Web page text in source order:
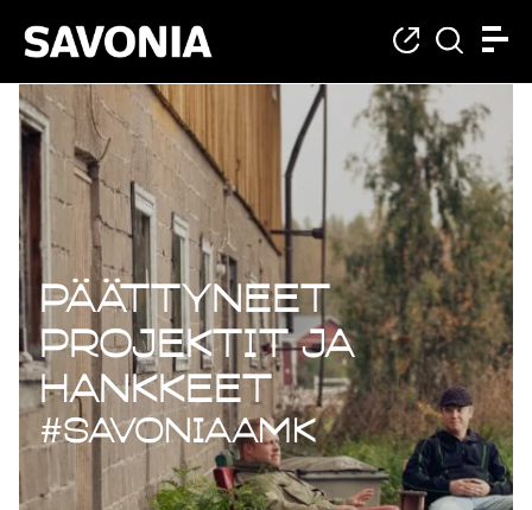
Päättyneet
Päättyneet
projektit ja
hankkeet
#savoniaAMK